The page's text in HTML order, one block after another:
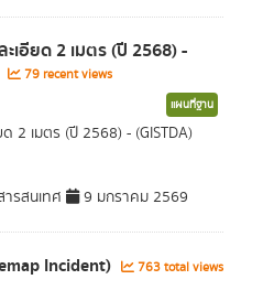
เอียด 2 เมตร (ปี 2568) -
79 recent views
แผนที่ฐาน
2 เมตร (ปี 2568) - (GISTDA)
รสนเทศ 9 มกราคม 2569
Incident)
763 total views